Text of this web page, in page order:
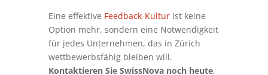
Eine effektive Feedback-Kulturist keine
Option mehr, sondern eine Notwendigkeit
für jedes Unternehmen, das in Zürich
wettbewerbsfähig bleiben will.
Kontaktieren Sie SwissNova noch heute,